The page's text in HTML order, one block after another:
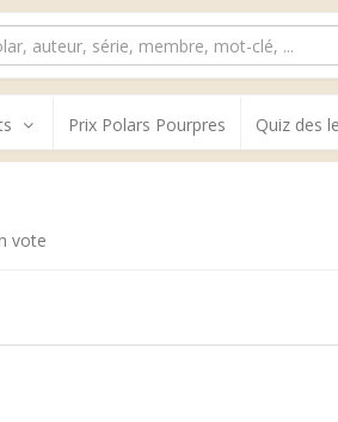
Prix Polars Pourpres Quiz des
vote